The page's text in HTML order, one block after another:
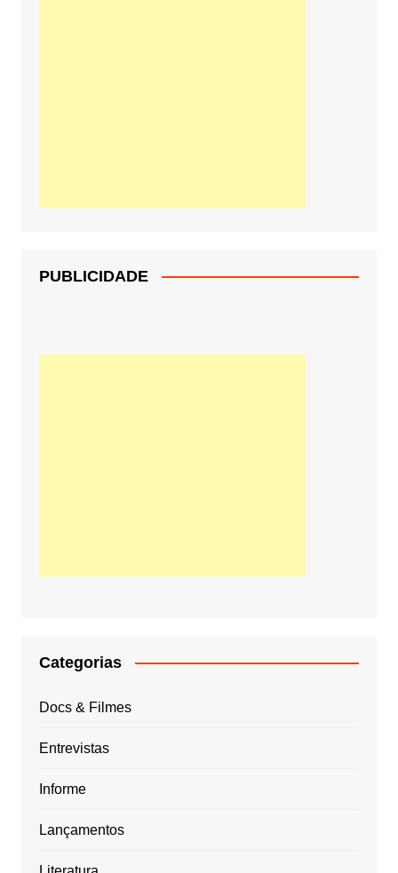
PUBLICIDADE
Categorias
Docs & Filmes
Entrevistas
Informe
Lançamentos